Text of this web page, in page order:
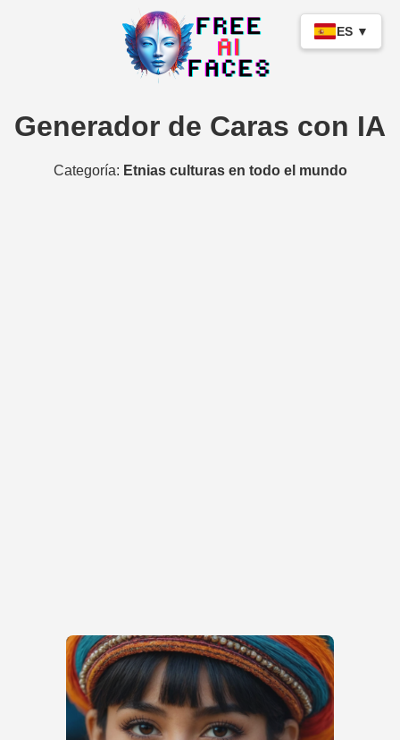
ES ▼
Generador de Caras con IA
Categoría: Etnias culturas en todo el mundo